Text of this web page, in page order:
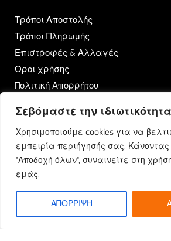
Σεβόμαστε την
Χρησιμοποιούμε cookies για να
εμπειρία περιήγησής σας. Κάνοντας
"Αποδοχή όλων", συναινείτε στη
εμάς.
ΑΠΟΡΡΙΨΗ
Τρόποι Αποστολής
Τρόποι Πληρωμής
Επιστροφές & Αλλαγές
Όροι χρήσης
Πολιτική Απορρήτου
OUTRUN
Ποιοι Είμαστε
Επικοινωνία
Blog